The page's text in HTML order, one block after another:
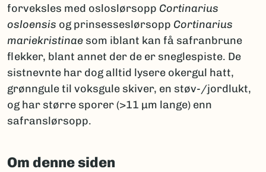
forveksles med osloslørsopp Cortinarius
osloensis og prinsesseslørsopp Cortinarius
mariekristinae som iblant kan få safranbrune
flekker, blant annet der de er sneglespiste. De
sistnevnte har dog alltid lysere okergul hatt,
grønngule til voksgule skiver, en støv-/jordlukt,
og har større sporer (>11 µm lange) enn
safranslørsopp.
Om denne siden